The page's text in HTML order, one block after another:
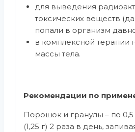
для выведения
токсических веществ
попали в организм
в комплексной терапии
массы тела.
Рекомендации по
Порошок и гранулы – по
(1,25 г) 2 раза в день,